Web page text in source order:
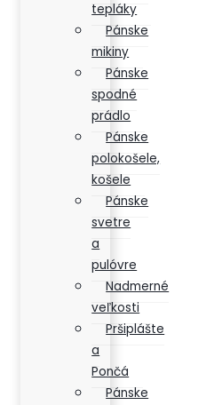
tepláky
Pánske
mikiny
Pánske
spodné
prádlo
Pánske
polokošele,
košele
Pánske
svetre
a
pulóvre
Nadmerné
veľkosti
Pršiplášte
a
Pončá
Pánske